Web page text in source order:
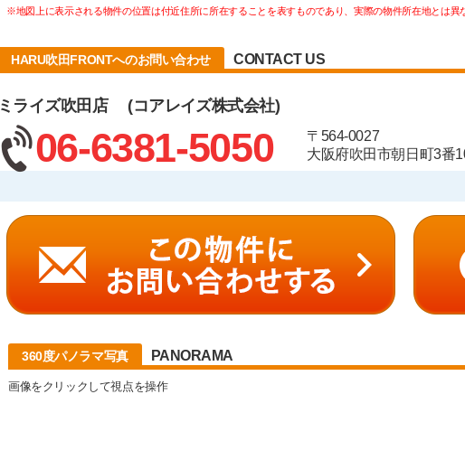
※地図上に表示される物件の位置は付近住所に所在することを表すものであり、実際の物件所在地とは異
HARU吹田FRONTへのお問い合わせ CONTACT US
ミライズ吹田店 (コアレイズ株式会社)
06-6381-5050
〒564-0027
大阪府吹田市朝日町3番
360度パノラマ写真 PANORAMA
画像をクリックして視点を操作